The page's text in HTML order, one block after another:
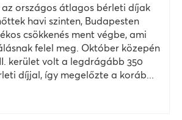
országos átlagos bérleti díjak
havi szinten, Budapesten
csökkenés ment végbe, ami
felel meg. Október közepén
kerület volt a legdrágább 350
díjjal, így megelőzte a koráb...